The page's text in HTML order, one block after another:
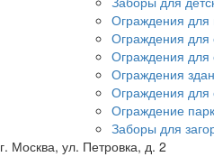
Ограждения для
Ограждения для
Ограждения для
Ограждения
Ограждения для
Ограждение
Заборы для
г. Москва, ул. Петровка, д. 2